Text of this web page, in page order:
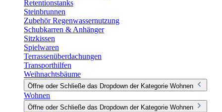
Retentionstanks
Steinbrunnen
Zubehör Regenwassernutzung
Schubkarren & Anhänger
Sitzkissen
Spielwaren
Terrassenüberdachungen
Transporthilfen
Weihnachtsbäume
Öffne oder Schließe das Dropdown der Kategorie Wohnen
Wohnen
Öffne oder Schließe das Dropdown der Kategorie Wohnen